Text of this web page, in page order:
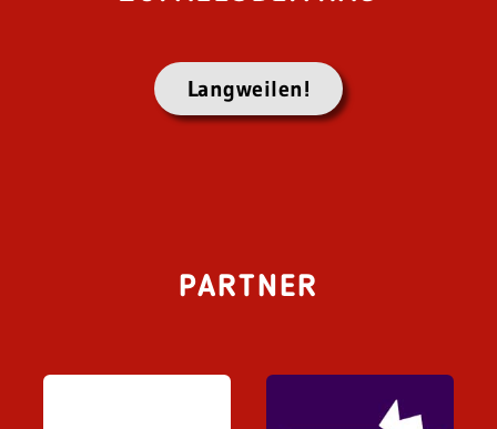
Langweilen!
PARTNER